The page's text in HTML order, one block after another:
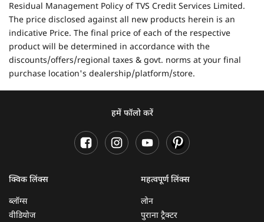
Residual Management Policy of TVS Credit Services Limited.
The price disclosed against all new products herein is an
indicative Price. The final price of each of the respective
product will be determined in accordance with the
discounts/offers/regional taxes & govt. norms at your final
purchase location's dealership/platform/store.
हमें फॉलो करें
क्विक लिंक्स
ब्लॉग्स
वीडियोज
महत्वपूर्ण लिंक्स
लोन
पुराना ट्रैक्टर